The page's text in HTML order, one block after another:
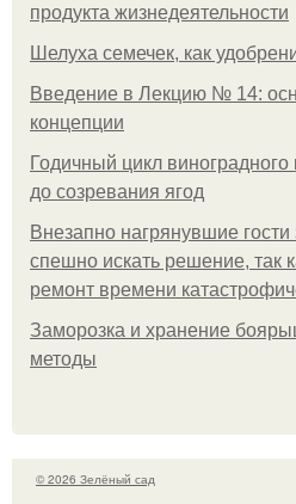
продукта жизнедеятельности
Шелуха семечек, как
Введение в Лекцию № 14:
концепции
Годичный цикл виноградного
до созревания ягод
Внезапно нагрянувшие
спешно искать решение, так
ремонт времени
Заморозка и хранение
методы
© 2026 Зелёный сад